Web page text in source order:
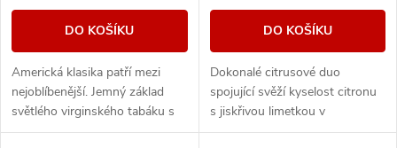
DO KOŠÍKU
Americká klasika patří mezi
nejoblíbenější. Jemný základ
světlého virginského tabáku s
sebou nese nenápadné lehce
DO KOŠÍKU
Dokonalé citrusové duo
spojující svěží kyselost citronu
s jiskřivou limetkou v
kombinaci, která přináší